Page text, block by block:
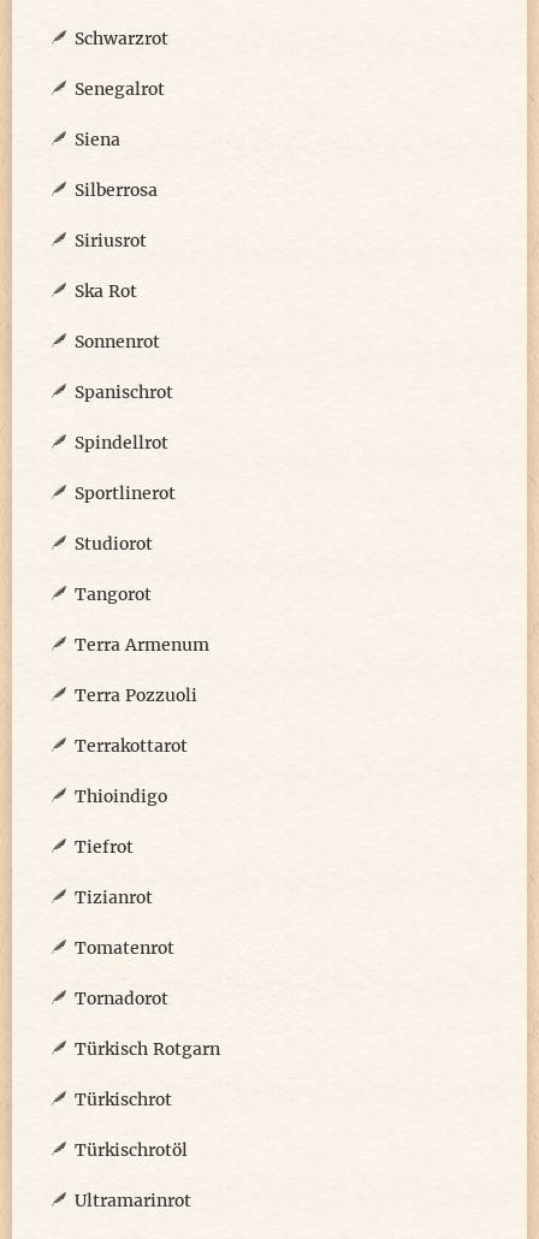
Schwarzrot
Senegalrot
Siena
Silberrosa
Siriusrot
Ska Rot
Sonnenrot
Spanischrot
Spindellrot
Sportlinerot
Studiorot
Tangorot
Terra Armenum
Terra Pozzuoli
Terrakottarot
Thioindigo
Tiefrot
Tizianrot
Tomatenrot
Tornadorot
Türkisch Rotgarn
Türkischrot
Türkischrotöl
Ultramarinrot